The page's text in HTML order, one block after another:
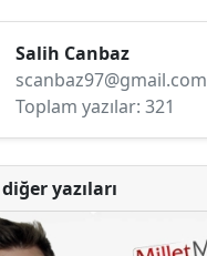
Salih Canbaz
scanbaz97@gmail.com
Toplam yazılar: 321
yazıları